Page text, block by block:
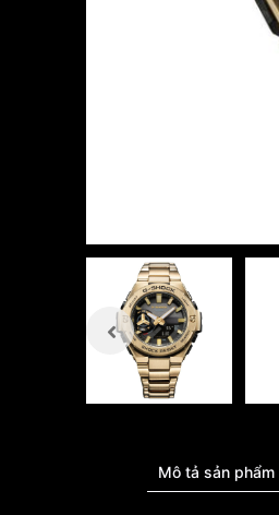
Mô tả sản phẩm